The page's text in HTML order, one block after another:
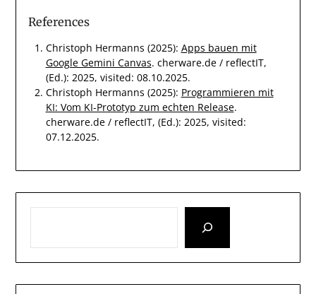
References
Christoph Hermanns (2025): Apps bauen mit
Google Gemini Canvas. cherware.de / reflectIT,
(Ed.): 2025, visited: 08.10.2025.
Christoph Hermanns (2025): Programmieren mit
KI: Vom KI-Prototyp zum echten Release.
cherware.de / reflectIT, (Ed.): 2025, visited:
07.12.2025.